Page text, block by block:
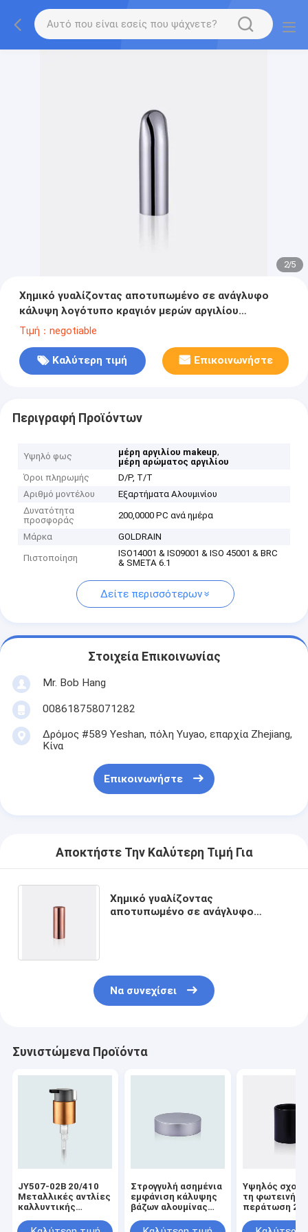
2/5
Χημικό γυαλίζοντας αποτυπωμένο σε ανάγλυφο
κάλυψη λογότυπο κραγιόν μερών αργιλίου
καλλυντικό που τυπώνεται
Τιμή：negotiable
Καλύτερη τιμή Επικοινωνήστε
Περιγραφή Προϊόντων
Υψηλό φως μέρη αργιλίου makeup,
μέρη αρώματος αργιλίου
Όροι πληρωμής
D/P, T/T
Αριθμό μοντέλου
Εξαρτήματα Αλουμινίου
Δυνατότητα
προσφοράς
200,0000 PC ανά ημέρα
Μάρκα GOLDRAIN
Πιστοποίηση
ISO14001 & IS09001 & ISO 45001 & BRC
& SMETA 6.1
Δείτε περισσότερων
Στοιχεία Επικοινωνίας
Mr. Bob Hang
008618758071282
Δρόμος #589 Yeshan, πόλη Yuyao, επαρχία Zhejiang,
Κίνα
Επικοινωνήστε
Αποκτήστε Την Καλύτερη Τιμή Για
Χημικό γυαλίζοντας
αποτυπωμένο σε ανάγλυφο
Να συνεχίσει
Συνιστώμενα Προϊόντα
JY507-02B 20/410
Μεταλλικές αντλίες
καλλυντικής
κλιπ
Στρογγυλή ασημένια
εμφάνιση κάλυψης
βάζων αλουμίνας
συνήθειας μορφής
Υψηλός
τη φωτεινή
περάτωση
μερών Makeup